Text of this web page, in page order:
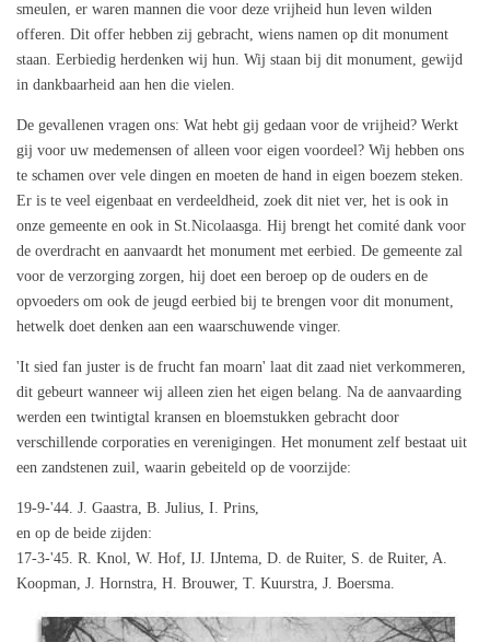
smeulen, er waren mannen die voor deze vrijheid hun leven wilden
offeren. Dit offer hebben zij gebracht, wiens namen op dit monument
staan. Eerbiedig herdenken wij hun. Wij staan bij dit monument, gewijd
in dankbaarheid aan hen die vielen.
De gevallenen vragen ons: Wat hebt gij gedaan voor de vrijheid? Werkt
gij voor uw medemensen of alleen voor eigen voordeel? Wij hebben ons
te schamen over vele dingen en moeten de hand in eigen boezem steken.
Er is te veel eigenbaat en verdeeldheid, zoek dit niet ver, het is ook in
onze gemeente en ook in St.Nicolaasga. Hij brengt het comité dank voor
de overdracht en aanvaardt het monument met eerbied. De gemeente zal
voor de verzorging zorgen, hij doet een beroep op de ouders en de
opvoeders om ook de jeugd eerbied bij te brengen voor dit monument,
hetwelk doet denken aan een waarschuwende vinger.
'It sied fan juster is de frucht fan moarn' laat dit zaad niet verkommeren,
dit gebeurt wanneer wij alleen zien het eigen belang. Na de aanvaarding
werden een twintigtal kransen en bloemstukken gebracht door
verschillende corporaties en verenigingen. Het monument zelf bestaat uit
een zandstenen zuil, waarin gebeiteld op de voorzijde:
19-9-'44. J. Gaastra, B. Julius, I. Prins,
en op de beide zijden:
17-3-'45. R. Knol, W. Hof, IJ. IJntema, D. de Ruiter, S. de Ruiter, A.
Koopman, J. Hornstra, H. Brouwer, T. Kuurstra, J. Boersma.